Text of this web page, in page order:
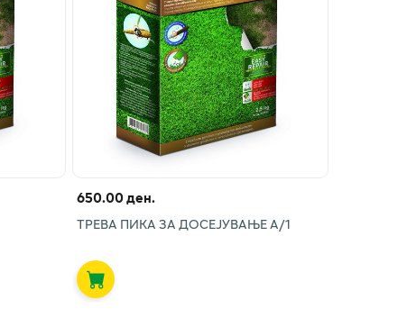
650.00 ден.
ТРЕВА ПИКА ЗА ДОСЕЈУВАЊЕ А/1